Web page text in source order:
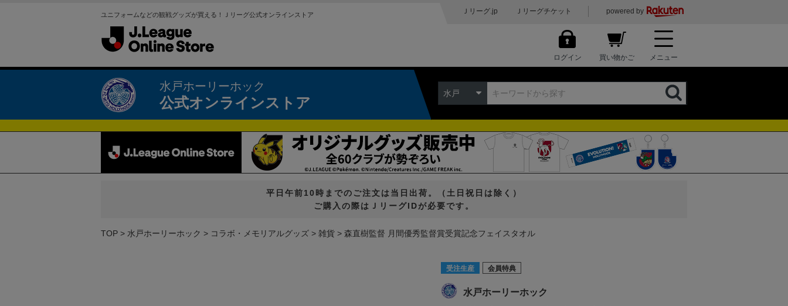
ユニフォームなどの観戦グッズが買える！Ｊリーグ公式オンラインストア Ｊリーグ.jp Ｊリーグチケット powered by
ログイン 買い物かご メニュー
水戸ホーリーホック
公式オンラインストア
水戸
平日午前10時までのご注文は当日出荷。（土日祝日は除く）
ご購入の際はＪリーグIDが必要です。
TOP 水戸ホーリーホック コラボ・メモリアルグッズ 雑貨 森直樹監督 月間優秀監督賞受賞記念フェイスタオル
受注生産 会員特典
水戸ホーリーホック